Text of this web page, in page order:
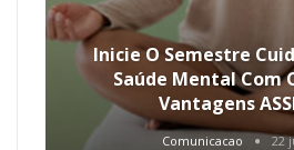
Inicie O Semestre
Saúde Mental Com
Vantagens
Comunicacao 22